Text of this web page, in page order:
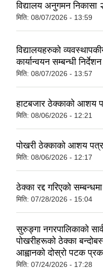
विद्यालय अनुगमन
मिति: 08/07/2026 - 13:59
विद्यालयहरुको
कार्यान्वयन सम्बन्धी
मिति: 08/07/2026 - 13:57
हाटबजार ठेक्काको आशय
मिति: 08/06/2026 - 12:21
पोखरी ठेक्काको आशय
मिति: 08/06/2026 - 12:17
ठेक्का रद्द गरिएको
मिति: 07/28/2026 - 15:04
सुरुङ्गा नगरपालिकाको
पोखरीहरूको ठेक्का
आह्वानको दोस्रो पटक
मिति: 07/24/2026 - 17:28